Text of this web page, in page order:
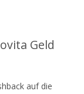
Geld
auf die